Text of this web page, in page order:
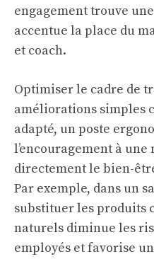
engagement trouve
accentue la place du
et coach.
Optimiser le cadre de
améliorations simples
adapté, un poste
l’encouragement à
directement le bien-
Par exemple, dans un
substituer les produits
naturels diminue les
employés et favorise